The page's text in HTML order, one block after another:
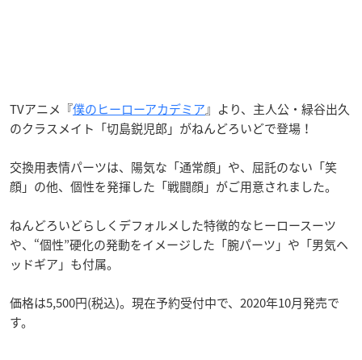
TVアニメ『僕のヒーローアカデミア』より、主人公・緑谷出久
のクラスメイト「切島鋭児郎」がねんどろいどで登場！
交換用表情パーツは、陽気な「通常顔」や、屈託のない「笑
顔」の他、個性を発揮した「戦闘顔」がご用意されました。
ねんどろいどらしくデフォルメした特徴的なヒーロースーツ
や、“個性”硬化の発動をイメージした「腕パーツ」や「男気ヘ
ッドギア」も付属。
価格は5,500円(税込)。現在予約受付中で、2020年10月発売で
す。